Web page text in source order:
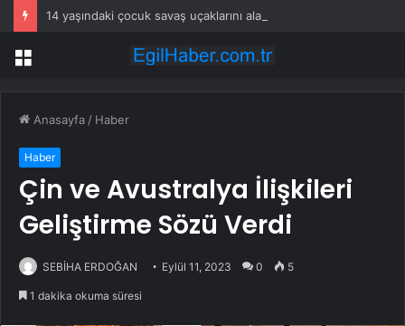
14 yaşındaki çocuk savaş uçaklarını alarma geçirdi
Menü
Anasayfa / Haber
Haber
Çin ve Avustralya İlişkileri
Geliştirme Sözü Verdi
SEBİHA ERDOĞAN Eylül 11, 2023 0 5
1 dakika okuma süresi